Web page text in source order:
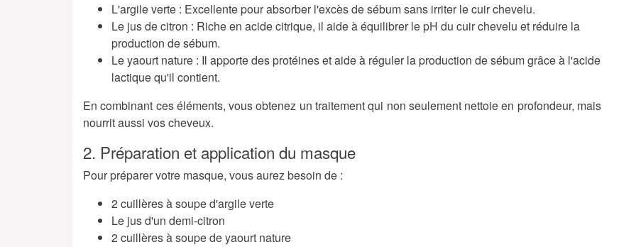
L'argile verte : Excellente pour absorber l'excès de sébum sans irriter le cuir chevelu.
Le jus de citron : Riche en acide citrique, il aide à équilibrer le pH du cuir chevelu et réduire la
production de sébum.
Le yaourt nature : Il apporte des protéines et aide à réguler la production de sébum grâce à l'acide
lactique qu'il contient.
En combinant ces éléments, vous obtenez un traitement qui non seulement nettoie en profondeur, mais
nourrit aussi vos cheveux.
2. Préparation et application du masque
Pour préparer votre masque, vous aurez besoin de :
2 cuillères à soupe d'argile verte
Le jus d'un demi-citron
2 cuillères à soupe de yaourt nature